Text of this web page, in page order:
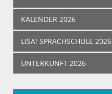
KALENDER 2026
LISA! SPRACHSCHULE 2026
UNTERKUNFT 2026